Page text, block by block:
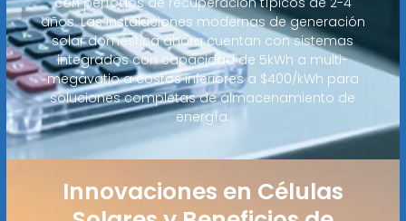
años. Las instalaciones modernas de generación
solar doméstica ahora cuentan con sistemas
integrados con capacidad de 5kWh a multi-
megavatio a costos inferiores a $400/kWh para
soluciones completas de almacenamiento de
energía.
Innovaciones en Células